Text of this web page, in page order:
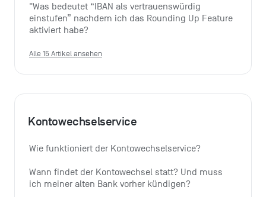
"Was bedeutet “IBAN als vertrauenswürdig
einstufen” nachdem ich das Rounding Up Feature
aktiviert habe?
Alle 15 Artikel ansehen
Kontowechselservice
Wie funktioniert der Kontowechselservice?
Wann findet der Kontowechsel statt? Und muss
ich meiner alten Bank vorher kündigen?